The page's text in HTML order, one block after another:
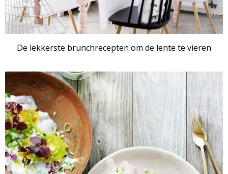
De lekkerste brunchrecepten om de lente te vieren